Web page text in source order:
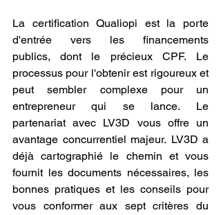
La certification Qualiopi est la porte
d'entrée vers les financements
publics, dont le précieux CPF. Le
processus pour l'obtenir est rigoureux et
peut sembler complexe pour un
entrepreneur qui se lance. Le
partenariat avec LV3D vous offre un
avantage concurrentiel majeur. LV3D a
déjà cartographié le chemin et vous
fournit les documents nécessaires, les
bonnes pratiques et les conseils pour
vous conformer aux sept critères du